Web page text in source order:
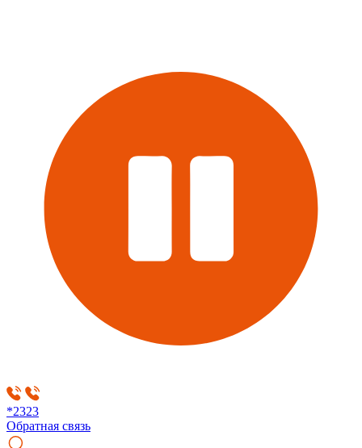
*2323
Обратная связь